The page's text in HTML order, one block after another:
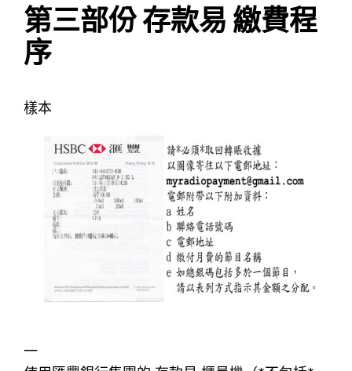
第三部份 存款易 繳費程
序
樣本
一